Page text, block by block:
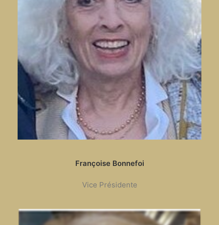
Françoise Bonnefoi
Vice Présidente